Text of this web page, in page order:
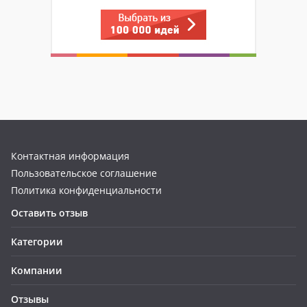
Контактная информация
Пользовательское соглашение
Политика конфиденциальности
Оставить отзыв
Категории
Компании
Отзывы